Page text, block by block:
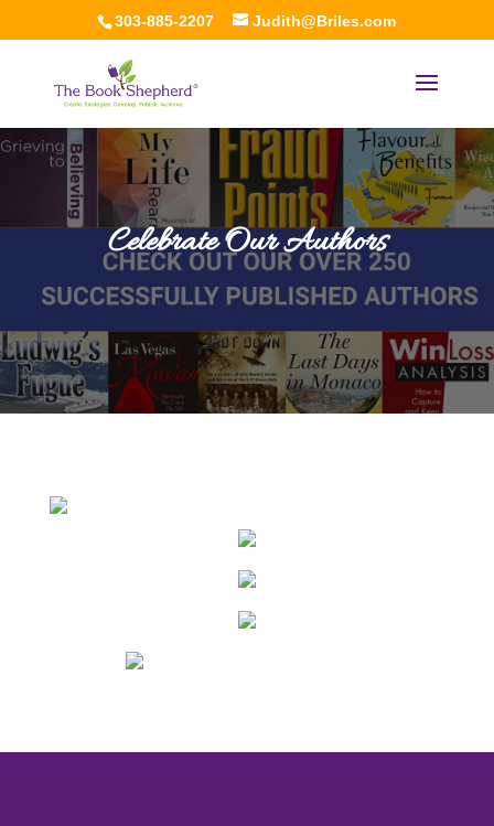
303-885-2207 Judith@Briles.com
Celebrate Our Authors